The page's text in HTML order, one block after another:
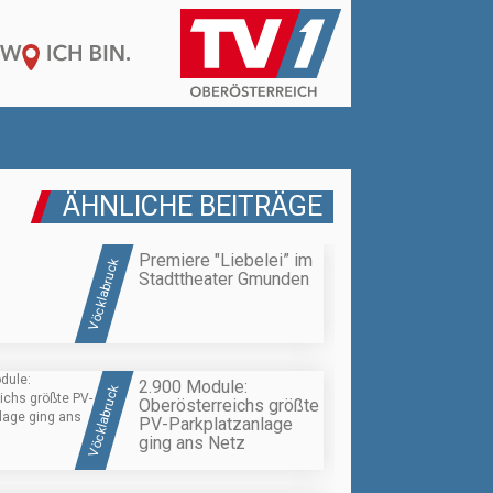
ÄHNLICHE BEITRÄGE
Vöcklabruck
Premiere "Liebelei” im
Stadttheater Gmunden
Vöcklabruck
2.900 Module:
Oberösterreichs größte
PV-Parkplatzanlage
ging ans Netz